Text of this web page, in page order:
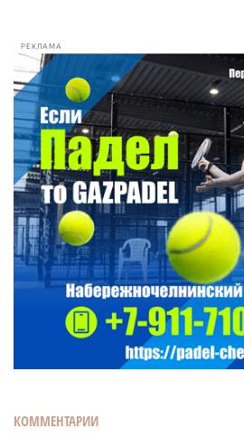
РЕКЛАМА
КОММЕНТАРИИ